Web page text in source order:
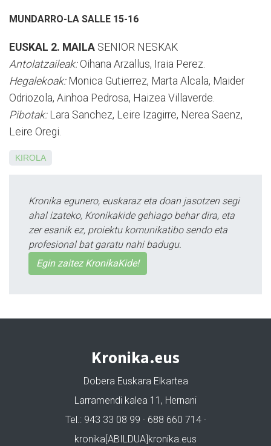
MUNDARRO-LA SALLE 15-16
EUSKAL 2. MAILA SENIOR NESKAK
Antolatzaileak:Oihana Arzallus, Iraia Perez.
Hegalekoak:Monica Gutierrez, Marta Alcala, Maider
Odriozola, Ainhoa Pedrosa, Haizea Villaverde.
Pibotak:Lara Sanchez, Leire Izagirre, Nerea Saenz,
Leire Oregi.
KIROLA
Kronika egunero, euskaraz eta doan jasotzen segi
ahal izateko, Kronikakide gehiago behar dira, eta
zer esanik ez, proiektu komunikatibo sendo eta
profesional bat garatu nahi badugu.
Egin zaitez KronikaKide!
Kronika.eus
Dobera Euskara Elkartea
Larramendi kalea 11, Hernani
Tel.: 943 33 08 99 · 688 660 714 ·
kronika[ABILDUA]kronika.eus